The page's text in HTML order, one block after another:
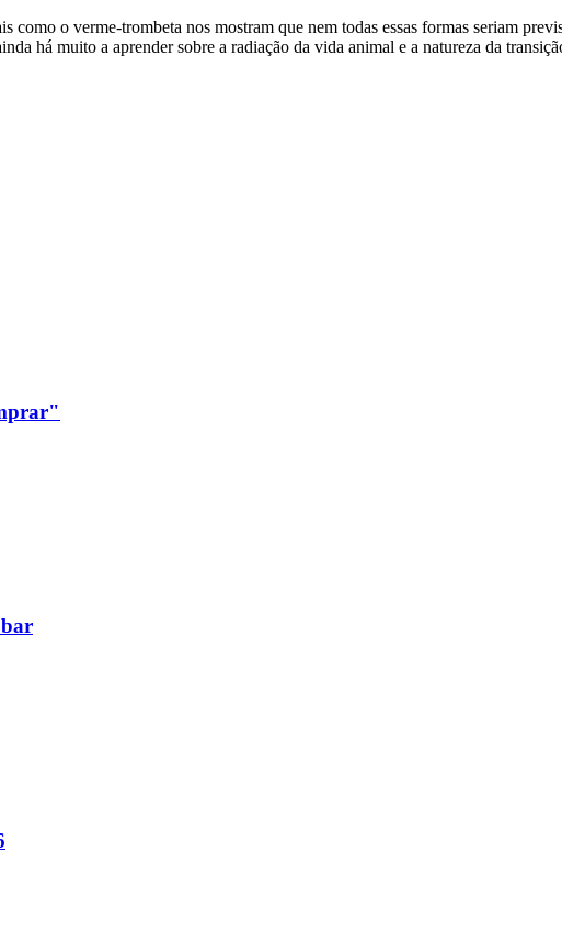
o verme-trombeta nos mostram que nem todas essas formas seriam
há muito a aprender sobre a radiação da vida animal e a natureza da